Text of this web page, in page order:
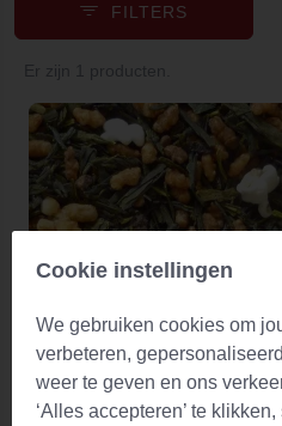
FILTERS
Cookie instellingen
We gebruiken cookies om
verbeteren,
weer te geven en ons
‘Alles accepteren’ te